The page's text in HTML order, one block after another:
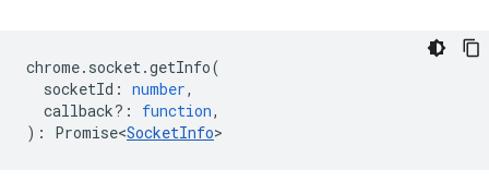
chrome. socket.getInfo(
socketId : number,
callback? : function,
) : Promise<SocketInfo>